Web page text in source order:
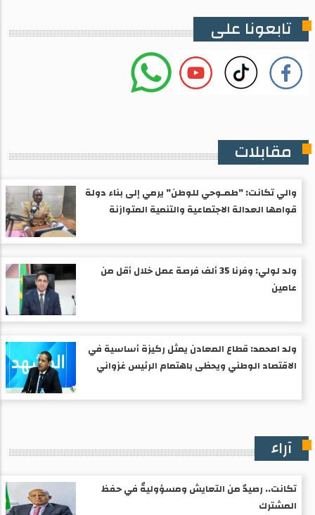
تابعونا على
مقابلات
والي تكانت: "طمـوحي للوطن" يرمي إلى بناء دولة
قوامها العدالة الاجتماعية والتنمية المتوازنة
ولد لولي: وفرنا 35 ألف فرصة عمل خلال أقل من
عامين
ولد امحمد: قطاع المعادن يمثل ركيزة أساسية في
الاقتصاد الوطني ويحظى باهتمام الرئيس غزواني
آراء
تكانت.. رصيدٌ من التعايش ومسؤوليةٌ في حفظ
المشترك